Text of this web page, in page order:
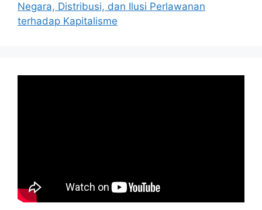
Negara, Distribusi, dan Ilusi Perlawanan
terhadap Kapitalisme